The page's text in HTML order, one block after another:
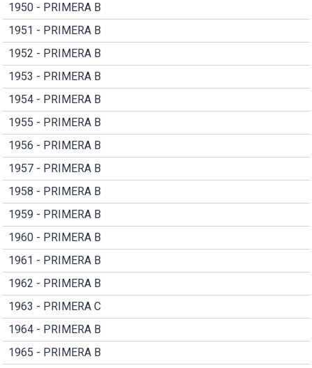
1950 - PRIMERA B
1951 - PRIMERA B
1952 - PRIMERA B
1953 - PRIMERA B
1954 - PRIMERA B
1955 - PRIMERA B
1956 - PRIMERA B
1957 - PRIMERA B
1958 - PRIMERA B
1959 - PRIMERA B
1960 - PRIMERA B
1961 - PRIMERA B
1962 - PRIMERA B
1963 - PRIMERA C
1964 - PRIMERA B
1965 - PRIMERA B